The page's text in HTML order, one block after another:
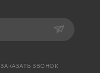
ЗАКАЗАТЬ ЗВОНОК